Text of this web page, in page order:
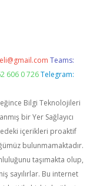
Teams:
606 0 726 Telegram:
Bilgi Teknolojileri
bir Yer Sağlayıcı
içerikleri proaktif
bulunmamaktadır.
taşımakta olup,
sayılırlar. Bu internet